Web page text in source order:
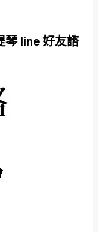
琴 line 好友諮